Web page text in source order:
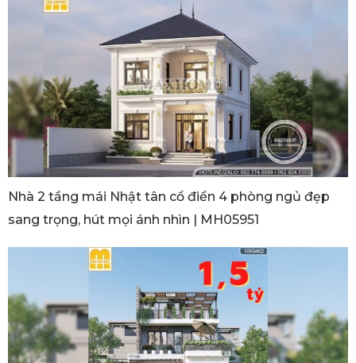
Nhà 2 tầng mái Nhật tân cổ điển 4 phòng ngủ đẹp
sang trọng, hút mọi ánh nhìn | MH05951